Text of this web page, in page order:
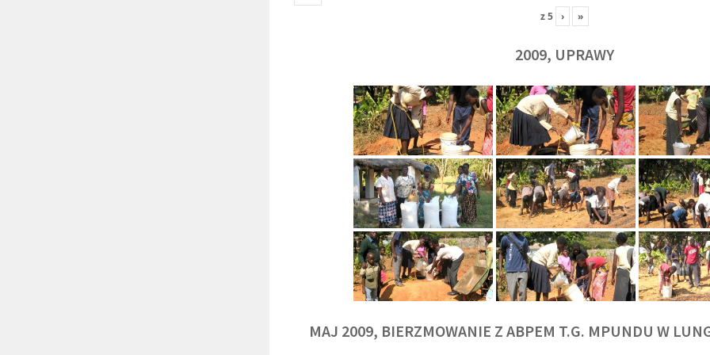
z5 › »
2009, UPRAWY
MAJ 2009, BIERZMOWANIE Z ABPEM T.G. MPUNDU W